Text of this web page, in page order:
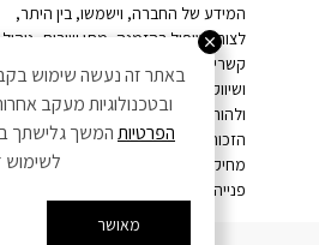
המידע של החברה, וישמשו, בין היתר,
לצורך טיפול בהזמנה, מתן שירות, ניהול
קשרי לקוחות, וכן לצרכים מסחריים
ושיווקיים, הכל בהתאםלמדיניות
ולהוראות הדין. ידוע לי כי בכל עת
הזכות לחזור בי מהסכמתי ו/או לדרוש
מחיקת פרטיי האישיים, וזאת באמצעות
פנייה לחברה במייל:
ובטכנולוגיות מעקב
הפרטיותהמשך גלישתך
לשימוש
מאושר